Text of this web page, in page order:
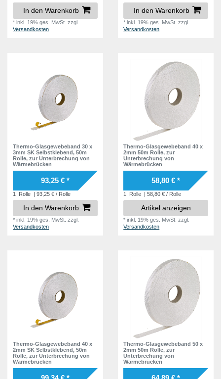
In den Warenkorb
*inkl. 19% ges. MwSt. zzgl.
Versandkosten
In den Warenkorb
*inkl. 19% ges. MwSt. zzgl.
Versandkosten
Thermo-Glasgewebeband 30 x
3mm SK Selbstklebend, 50m
Rolle, zur Unterbrechung von
Wärmebrücken
93,25 € *
1 Rolle | 93,25 € / Rolle
In den Warenkorb
*inkl. 19% ges. MwSt. zzgl.
Versandkosten
Thermo-Glasgewebeband 40 x
2mm 50m Rolle, zur
Unterbrechung von
Wärmebrücken
58,80 € *
1 Rolle | 58,80 € / Rolle
Artikel anzeigen
*inkl. 19% ges. MwSt. zzgl.
Versandkosten
Thermo-Glasgewebeband 40 x
2mm SK Selbstklebend, 50m
Rolle, zur Unterbrechung von
Wärmebrücken
Thermo-Glasgewebeband 50 x
2mm 50m Rolle, zur
Unterbrechung von
Wärmebrücken